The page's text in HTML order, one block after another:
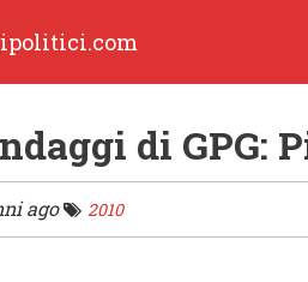
di GPG:
ago 2010